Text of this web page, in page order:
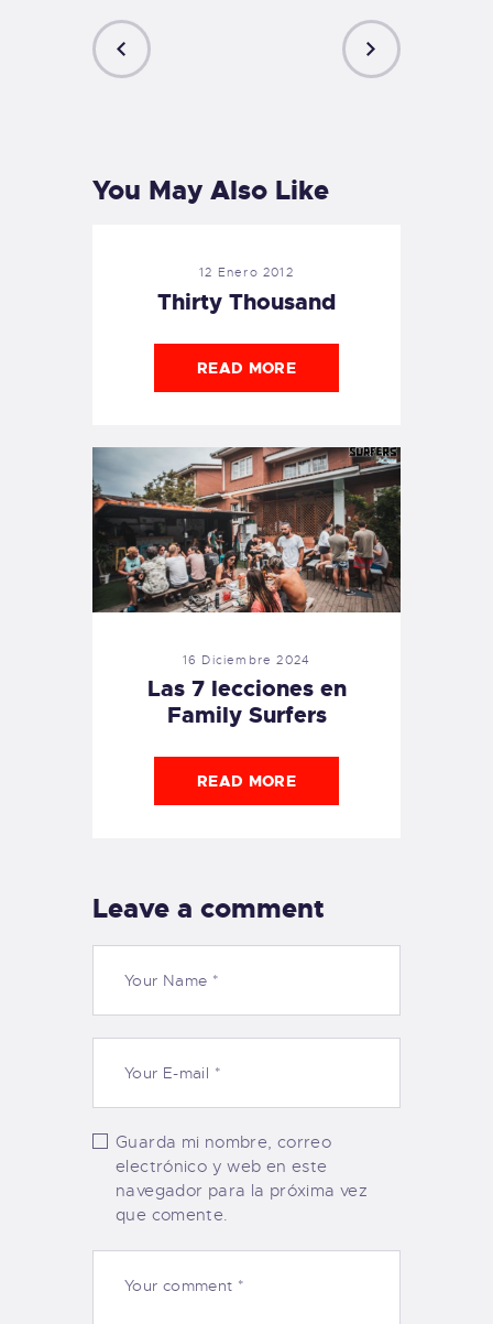
You May Also Like
12 Enero 2012
Thirty Thousand
READ MORE
16 Diciembre 2024
Las 7 lecciones en
Family Surfers
READ MORE
Leave a comment
Guarda mi nombre, correo
electrónico y web en este
navegador para la próxima vez
que comente.